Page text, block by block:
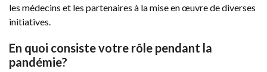
les médecins et les partenaires à la mise en œuvre de diverses
initiatives.
En quoi consiste votre rôle pendant la
pandémie?